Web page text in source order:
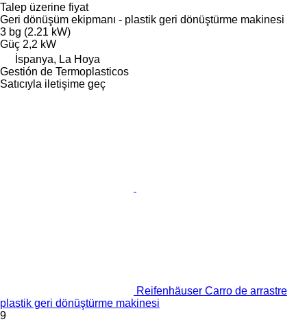
Talep üzerine fiyat
Geri dönüşüm ekipmanı - plastik geri dönüştürme makinesi
3 bg (2.21 kW)
Güç 2,2 kW
İspanya, La Hoya
Gestión de Termoplasticos
Satıcıyla iletişime geç
Reifenhäuser Carro de arrastre
plastik geri dönüştürme makinesi
9